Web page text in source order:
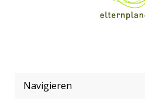
Navigieren